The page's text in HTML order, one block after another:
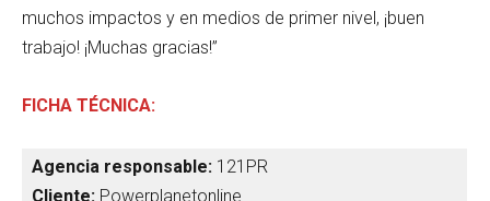
muchos impactos y en medios de primer nivel, ¡buen
trabajo! ¡Muchas gracias!”
FICHA TÉCNICA:
Agencia responsable: 121PR
Cliente: Powerplanetonline